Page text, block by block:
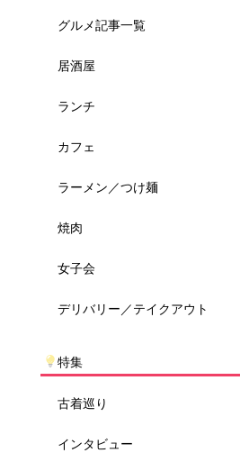
グルメ記事一覧
居酒屋
ランチ
カフェ
ラーメン／つけ麺
焼肉
女子会
デリバリー／テイクアウト
特集
古着巡り
インタビュー